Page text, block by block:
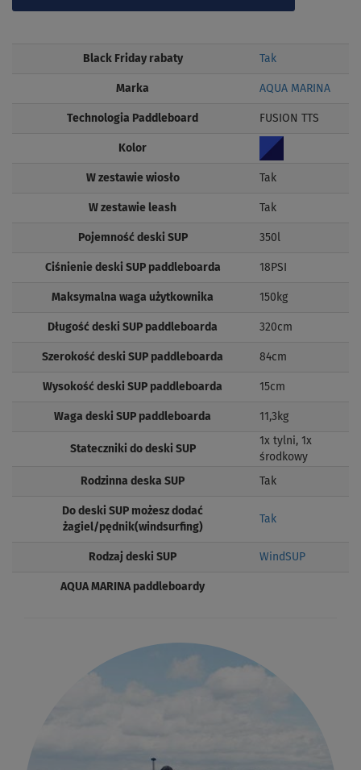
Black Friday rabaty Tak
Marka AQUA MARINA
Technologia Paddleboard FUSION TTS
Kolor
W zestawie wiosło Tak
W zestawie leash Tak
Pojemność deski SUP 350l
Ciśnienie deski SUP paddleboarda 18PSI
Maksymalna waga użytkownika 150kg
Długość deski SUP paddleboarda 320cm
Szerokość deski SUP paddleboarda 84cm
Wysokość deski SUP paddleboarda 15cm
Waga deski SUP paddleboarda 11,3kg
Stateczniki do deski SUP
1x tylni, 1x
środkowy
Rodzinna deska SUP Tak
Do deski SUP możesz dodać
żagiel/pędnik(windsurfing)
Tak
Rodzaj deski SUP WindSUP
AQUA MARINA paddleboardy